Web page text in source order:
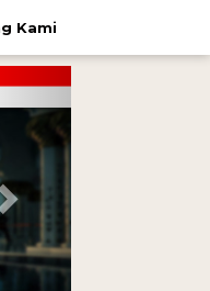
Kami
Next